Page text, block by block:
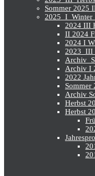
Sommer 2025
2024 III
II 2024
2024 I
Archiv I
2022
Sommer
Archiv
Herbst
Herbst